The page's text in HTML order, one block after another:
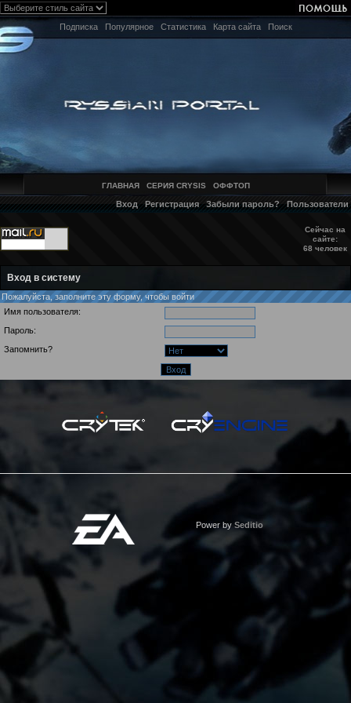
Подписка Популярное Статистика Карта сайта Поиск
ГЛАВНАЯ СЕРИЯ CRYSIS ОФФТОП
Вход Регистрация Забыли пароль? Пользователи
Сейчас на
сайте:
68 человек
Вход в систему
Пожалуйста, заполните эту форму, чтобы войти
Имя пользователя:
Пароль:
Запомнить?
Power by Seditio